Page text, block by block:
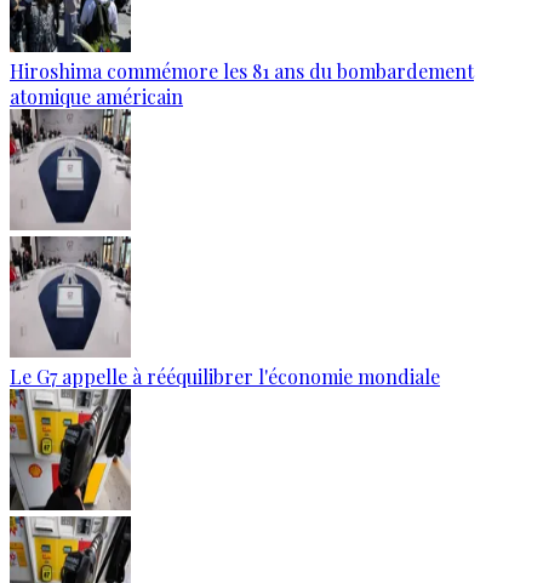
Hiroshima commémore les 81 ans du bombardement
atomique américain
Le G7 appelle à rééquilibrer l'économie mondiale